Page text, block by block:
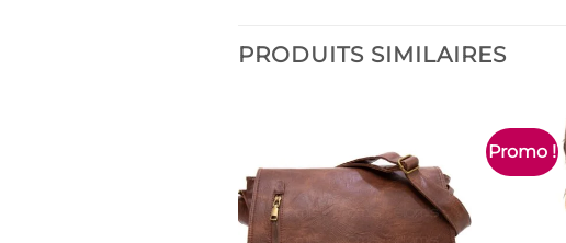
PRODUITS SIMILAIRES
Promo !